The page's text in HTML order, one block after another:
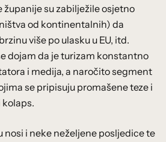
su zabilježile osjetno
od kontinentalnih) da
više po ulasku u EU, itd.
dojam da je turizam konstantno
i medija, a naročito segment
se pripisuju promašene teze i
nosi i neke neželjene posljedice te